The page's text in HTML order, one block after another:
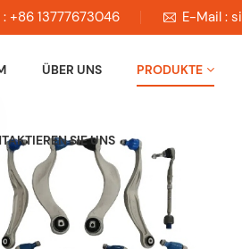
: +86 13777673046 E-Mail :
ÜBER UNS PRODUKTE
SIE UNS